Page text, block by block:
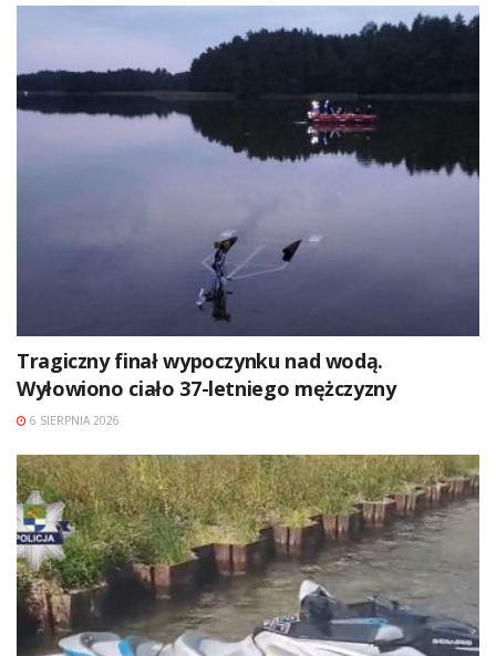
Tragiczny finał wypoczynku nad wodą.
Wyłowiono ciało 37-letniego mężczyzny
6 SIERPNIA 2026